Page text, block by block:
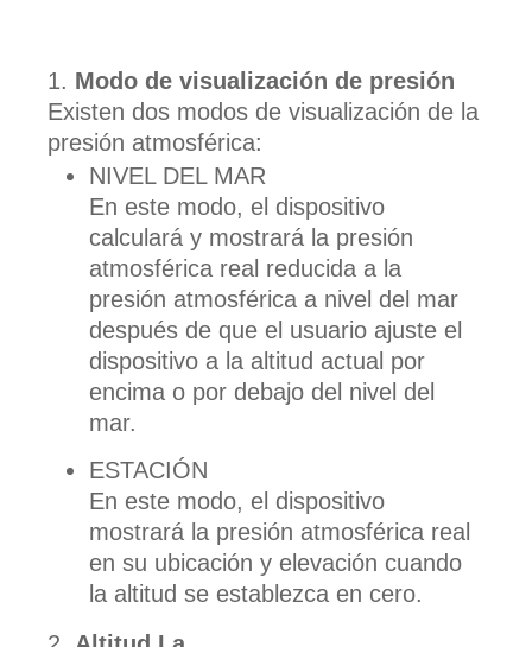
Modo de visualización de presión
Existen dos modos de visualización de la
presión atmosférica:
NIVEL DEL MAR
En este modo, el dispositivo
calculará y mostrará la presión
atmosférica real reducida a la
presión atmosférica a nivel del mar
después de que el usuario ajuste el
dispositivo a la altitud actual por
encima o por debajo del nivel del
mar.
ESTACIÓN
En este modo, el dispositivo
mostrará la presión atmosférica real
en su ubicación y elevación cuando
la altitud se establezca en cero.